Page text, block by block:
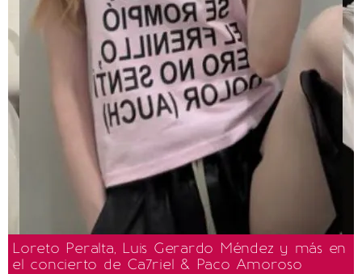
Loreto Peralta, Luis Gerardo Méndez y más en
el concierto de Ca7riel & Paco Amoroso